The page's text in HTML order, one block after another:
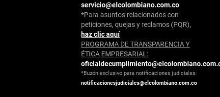
servicio@elcolombiano.com.co
*Para asuntos relacionados con
peticiones, quejas y reclamos (PQR),
haz clic aquí
PROGRAMA DE TRANSPARENCIA Y
ÉTICA EMPRESARIAL:
*Buzón exclusivo para notificaciones judiciales:
notificacionesjudiciales@elcolombiano.com.co